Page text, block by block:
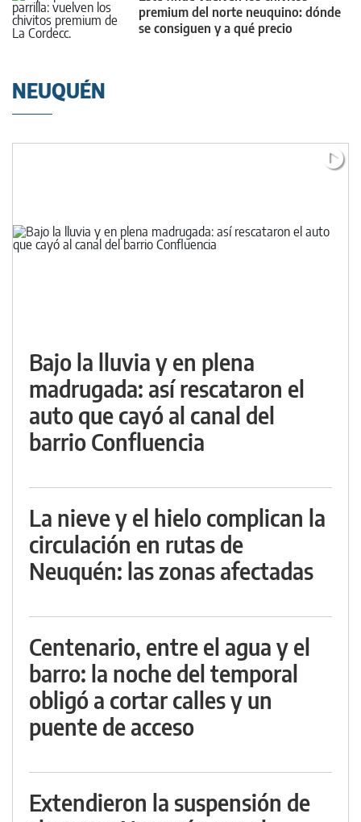
premium del norte neuquino: dónde
se consiguen y a qué precio
NEUQUÉN
Bajo la lluvia y en plena
madrugada: así rescataron el
auto que cayó al canal del
barrio Confluencia
La nieve y el hielo complican la
circulación en rutas de
Neuquén: las zonas afectadas
Centenario, entre el agua y el
barro: la noche del temporal
obligó a cortar calles y un
puente de acceso
Extendieron la suspensión de